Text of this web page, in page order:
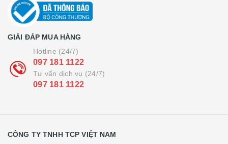
GIẢI ĐÁP MUA HÀNG
Hotline (24/7)
097 181 1122
Tư vấn dịch vụ (24/7)
097 181 1122
CÔNG TY TNHH TCP VIỆT NAM